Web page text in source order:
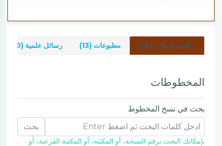
المخطوطات (65) مطبوعات (13) رسائل علمية (0)
المخطوطات
بحث في نسخ المخطوط
بحث
بإمكانك البحث برقم النسخة، أو المكتبة، أو المكتبة الفرعية، أو